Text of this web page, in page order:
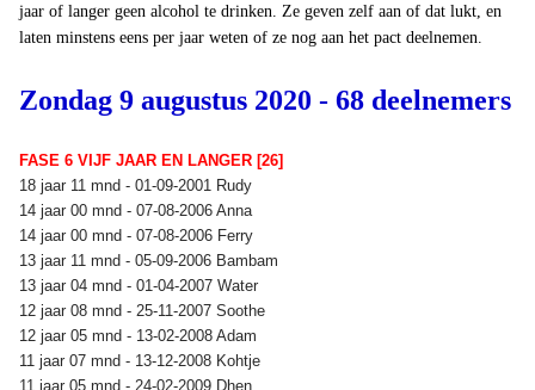
jaar of langer geen alcohol te drinken. Ze geven zelf aan of dat lukt, en
laten minstens eens per jaar weten of ze nog aan het pact deelnemen.
Zondag 9 augustus 2020 - 68 deelnemers
FASE 6 VIJF JAAR EN LANGER [26]
18 jaar 11 mnd - 01-09-2001 Rudy
14 jaar 00 mnd - 07-08-2006 Anna
14 jaar 00 mnd - 07-08-2006 Ferry
13 jaar 11 mnd - 05-09-2006 Bambam
13 jaar 04 mnd - 01-04-2007 Water
12 jaar 08 mnd - 25-11-2007 Soothe
12 jaar 05 mnd - 13-02-2008 Adam
11 jaar 07 mnd - 13-12-2008 Kohtje
11 jaar 05 mnd - 24-02-2009 Dhen